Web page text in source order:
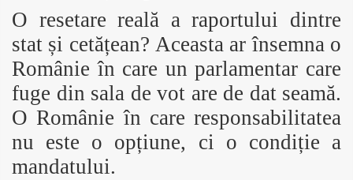
O resetare reală a raportului dintre
stat și cetățean? Aceasta ar însemna o
Românie în care un parlamentar care
fuge din sala de vot are de dat seamă.
O Românie în care responsabilitatea
nu este o opțiune, ci o condiție a
mandatului.